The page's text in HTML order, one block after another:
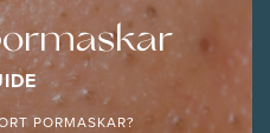
PORMASKAR?